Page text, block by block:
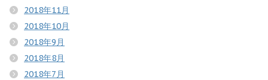
2018年11月
2018年10月
2018年9月
2018年8月
2018年7月